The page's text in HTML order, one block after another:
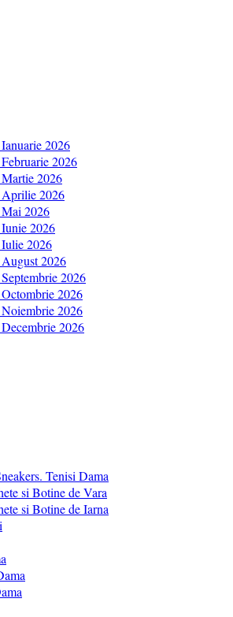
unde gasesti ce e nou: horoscop,
2026
2026
2026
2026
2026
2026
2026
2026
2026
2026
2026
2026
Tenisi Dama
si Botine de Vara
si Botine de Iarna